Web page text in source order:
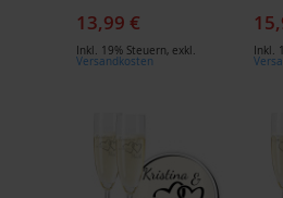
13,99 €
Inkl. 19% Steuern, exkl.
Versandkosten
Inkl.